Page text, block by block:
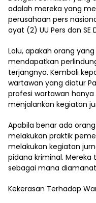
adalah mereka yang
perusahaan pers
ayat (2) UU Pers dan SE
Lalu, apakah orang
mendapatkan
terjangnya. Kembali
wartawan yang diatur
profesi wartawan
menjalankan kegiatan
Apabila benar ada
melakukan praktik
melakukan kegiatan
pidana kriminal.
sebagai mana
Kekerasan Terhadap